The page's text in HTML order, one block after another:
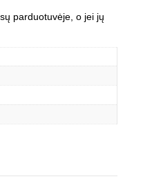
parduotuvėje, o jei jų